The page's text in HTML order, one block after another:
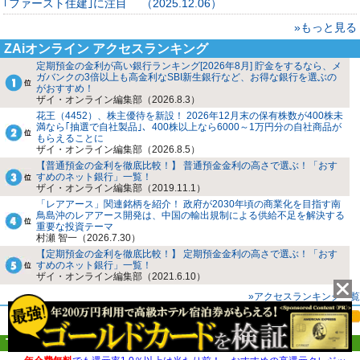
｢ファースト住建｣に注目 （2025.12.06）
»もっと見る
ZAiオンライン アクセスランキング
定期預金の金利が高い銀行ランキング[2026年8月] 貯金をするなら、メ
ガバンクの3倍以上も高金利なSBI新生銀行など、お得な銀行を選ぶの
がおすすめ！
ザイ・オンライン編集部（2026.8.3）
花王（4452）、株主優待を新設！ 2026年12月末の保有株数が400株未
満なら｢抽選で自社製品｣、400株以上なら6000～1万円分の自社商品が
もらえることに
ザイ・オンライン編集部（2026.8.5）
【普通預金の金利を徹底比較！】 普通預金金利の高さで選ぶ！「おす
すめのネット銀行」一覧！
ザイ・オンライン編集部（2019.11.1）
「レアアース」関連銘柄を紹介！ 政府が2030年頃の商業化を目指す南
鳥島沖のレアアース開発は、中国の輸出規制による供給不足を解決する
重要な投資テーマ
村瀬 智一（2026.7.30）
【定期預金の金利を徹底比較！】 定期預金金利の高さで選ぶ！「おす
すめのネット銀行」一覧！
ザイ・オンライン編集部（2021.6.10）
»アクセスランキング一覧
Topics